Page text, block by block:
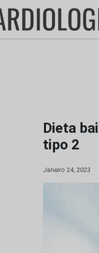
Dieta
tipo 2
Janeiro 24, 2023